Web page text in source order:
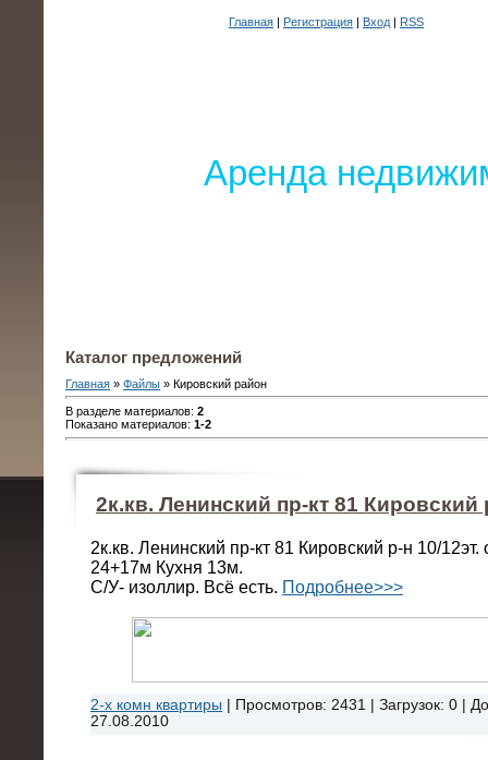
Главная | Регистрация | Вход | RSS
Аренда
Каталог предложений
Главная » Файлы » Кировский район
В разделе материалов: 2
Показано материалов: 1-2
2к.кв. Ленинский пр-кт 81 Кировский
2к.кв. Ленинский пр-кт 81 Кировский р-н 10/
24+17м Кухня 13м.
С/У- изоллир. Всё есть. Подробнее>>>
2-х комн квартиры Просмотров: 2431 Загрузок: 0
27.08.2010